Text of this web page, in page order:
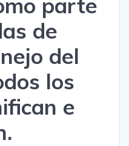
de
del
los
e